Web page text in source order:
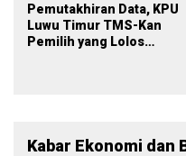
Pemutakhiran Data, KPU
Luwu Timur TMS-Kan
Pemilih yang Lolos
Kabar Ekonomi dan